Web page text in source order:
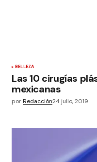
BELLEZA
Las 10 cirugías
mexicanas
porRedacción24 julio, 2019